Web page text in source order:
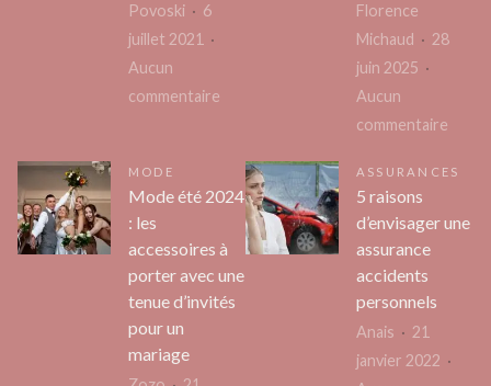
choisir
une
locale
Povoski
6
juillet 2021
Aucun
commentaire
métier
aux
multiples
Florence
Michaud
28
juin 2025
Aucun
commentaire
votre
MODE
Mode été 2024
: les
accessoires à
porter avec une
tenue d’invités
pour un
mariage
ASSURANCES
5 raisons
d’envisager une
assurance
accidents
personnels
Anais
21
janvier 2022